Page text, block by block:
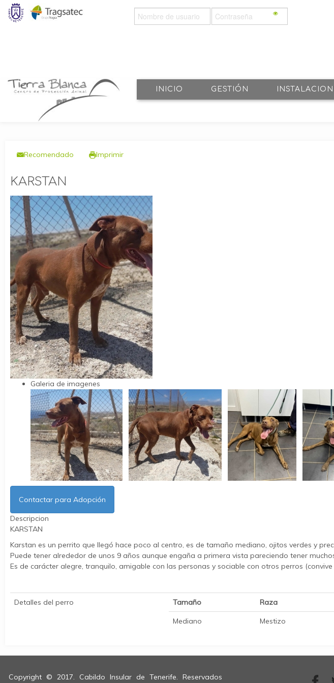
INICIO GESTIÓN
Recomendado Imprimir
KARSTAN
Galeria de imagenes
Contactar para Adopción
Descripcion
KARSTAN
Karstan es un perrito que llegó hace poco al centro, es de tamaño mediano, ojitos verdes y
Puede tener alrededor de unos 9 años aunque engaña a primera vista pareciendo tener
Es de carácter alegre, tranquilo, amigable con las personas y sociable con otros perros (convive
Detalles del perro Tamaño Raza
Mediano Mestizo
Copyright © 2017. Cabildo Insular de Tenerife. Reservados